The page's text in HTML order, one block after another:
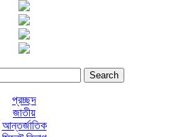
প্রচ্ছদ
জাতীয়
আন্তর্জাতিক